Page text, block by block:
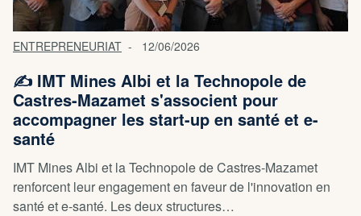
ENTREPRENEURIAT 12/06/2026
✍️ IMT Mines Albi et la Technopole de
Castres-Mazamet s'associent pour
accompagner les start-up en santé et e-
santé
IMT Mines Albi et la Technopole de Castres-Mazamet
renforcent leur engagement en faveur de l'innovation en
santé et e-santé. Les deux structures…